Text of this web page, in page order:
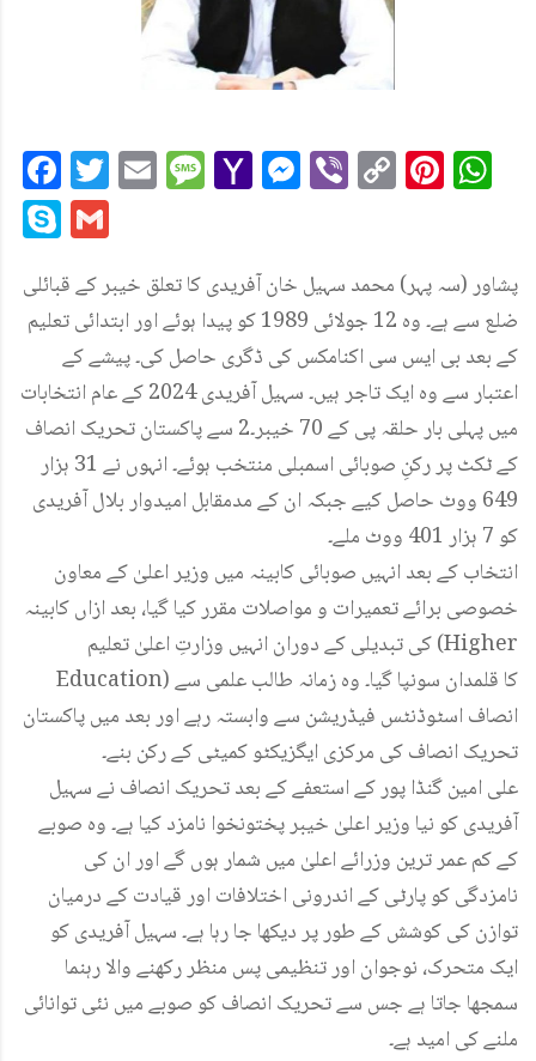
Facebook
Twitter
EmailMessage
Yahoo
Mail
Messenger
ViberCopy
Link
Skype
پشاور (سہ پہر) محمد سہیل خان آفریدی کا تعلق خیبر کے قبائلی
ضلع سے ہے۔ وہ 12 جولائی 1989 کو پیدا ہوئے اور ابتدائی تعلیم
کے بعد بی ایس سی اکنامکس کی ڈگری حاصل کی۔ پیشے کے
اعتبار سے وہ ایک تاجر ہیں۔ سہیل آفریدی 2024 کے عام انتخابات
میں پہلی بار حلقہ پی کے 70 خیبر۔2 سے پاکستان تحریک انصاف
کے ٹکٹ پر رکنِ صوبائی اسمبلی منتخب ہوئے۔ انہوں نے 31 ہزار
649 ووٹ حاصل کیے جبکہ ان کے مدمقابل امیدوار بلال آفریدی
کو 7 ہزار 401 ووٹ ملے۔
انتخاب کے بعد انہیں صوبائی کابینہ میں وزیر اعلیٰ کے معاون
خصوصی برائے تعمیرات و مواصلات مقرر کیا گیا، بعد ازاں کابینہ
کی تبدیلی کے دوران انہیں وزارتِ اعلیٰ تعلیم (Higher
Education) کا قلمدان سونپا گیا۔ وہ زمانہ طالب علمی سے
انصاف اسٹوڈنٹس فیڈریشن سے وابستہ رہے اور بعد میں پاکستان
تحریک انصاف کی مرکزی ایگزیکٹو کمیٹی کے رکن بنے۔
علی امین گنڈا پور کے استعفے کے بعد تحریک انصاف نے سہیل
آفریدی کو نیا وزیر اعلیٰ خیبر پختونخوا نامزد کیا ہے۔ وہ صوبے
کے کم عمر ترین وزرائے اعلیٰ میں شمار ہوں گے اور ان کی
نامزدگی کو پارٹی کے اندرونی اختلافات اور قیادت کے درمیان
توازن کی کوشش کے طور پر دیکھا جا رہا ہے۔ سہیل آفریدی کو
ایک متحرک، نوجوان اور تنظیمی پس منظر رکھنے والا رہنما
سمجھا جاتا ہے جس سے تحریک انصاف کو صوبے میں نئی توانائی
ملنے کی امید ہے۔